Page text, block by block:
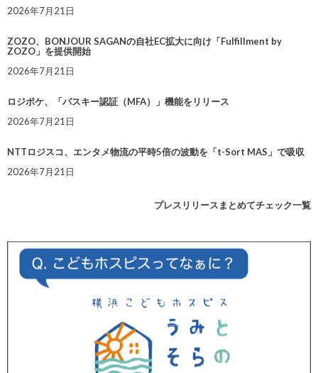
2026年7月21日
ZOZO、BONJOUR SAGANの自社EC拡大に向け「Fulfillment by
ZOZO」を提供開始
2026年7月21日
ロジポケ、「パスキー認証（MFA）」機能をリリース
2026年7月21日
NTTロジスコ、エンタメ物流の平時5倍の波動を「t-Sort MAS」で吸収
2026年7月21日
プレスリリースまとめてチェック一覧